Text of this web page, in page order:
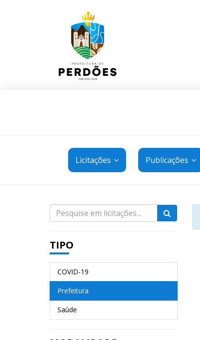
Licitações Publicações
TIPO
COVID-19
Prefeitura
Saúde